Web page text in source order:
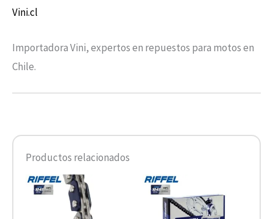
Vini.cl
Importadora Vini, expertos en repuestos para motos en
Chile.
Productos relacionados